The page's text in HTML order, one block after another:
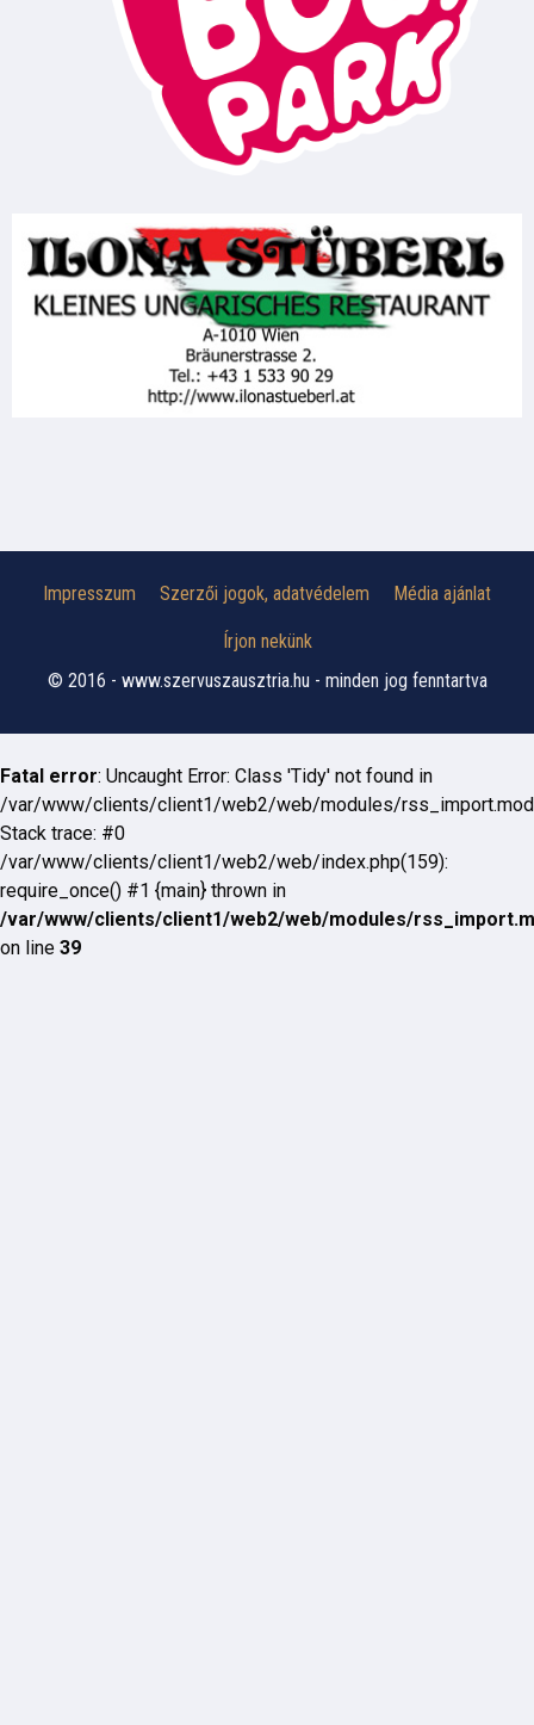
Impresszum Szerzői jogok, adatvédelem Média ajánlat
Írjon nekünk
© 2016 - www.szervuszausztria.hu - minden jog fenntartva
Fatal error: Uncaught Error: Class 'Tidy' not found in
/var/www/clients/client1/web2/web/modules/
Stack trace: #0
/var/www/clients/client1/web2/web/index.php(159):
require_once() #1 {main} thrown in
/var/www/clients/client1/web2/web/modules/
on line 39